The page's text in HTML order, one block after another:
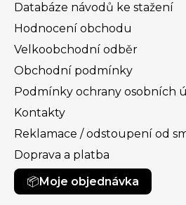
Databáze návodů ke stažení
Hodnocení obchodu
Velkoobchodní odběr
Obchodní podmínky
Podmínky ochrany osobních
Kontakty
Reklamace / odstoupení od
Doprava a platba
Moje objednávka